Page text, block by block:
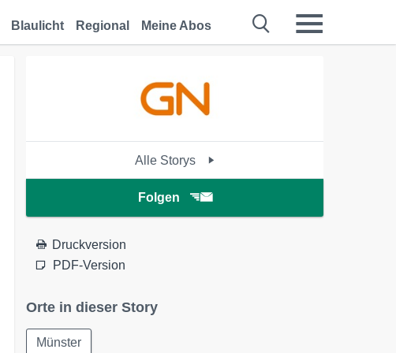
Blaulicht Regional Meine Abos
Alle Storys
Folgen
Druckversion
PDF-Version
Orte in dieser Story
Münster